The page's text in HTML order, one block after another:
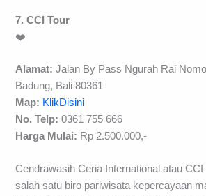
7. CCI Tour
❤️
Alamat: Jalan By Pass Ngurah Rai
Badung, Bali 80361
Map: KlikDisini
No. Telp: 0361 755 666
Harga Mulai: Rp 2.500.000,-
Cendrawasih Ceria International atau CCI
salah satu biro pariwisata kepercayaan